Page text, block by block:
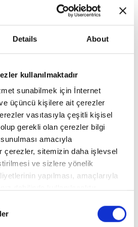
Details About
kullanılmaktadır
sunabilmek için İnternet
üçüncü kişilere ait çerezler
vasıtasıyla çeşitli kişisel
gerekli olan çerezler bilgi
amacıyla
çerezler, sitemizin daha işlevsel
ve sizlere yönelik
yapılması, amaçlarıyla
Çerezlere ilişkin detaylı bilgi
Çerez Bilgilendirme
biri şehre kattıkları enerji ve
bu etkinlikler, sanatın evrensel ve
değerini vurguluyor. Ancak fuarların
öğrenebiliriz.